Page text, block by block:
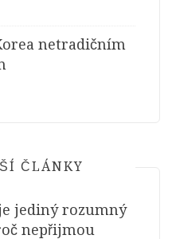
netradičním
ČLÁNKY
jediný rozumný
nepřijmou